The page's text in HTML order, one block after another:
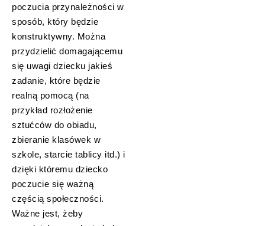
poczucia przynależności w
sposób, który będzie
konstruktywny. Można
przydzielić domagającemu
się uwagi dziecku jakieś
zadanie, które będzie
realną pomocą (na
przykład rozłożenie
sztućców do obiadu,
zbieranie klasówek w
szkole, starcie tablicy itd.) i
dzięki któremu dziecko
poczucie się ważną
częścią społeczności.
Ważne jest, żeby